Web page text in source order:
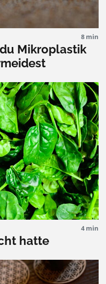
8 min
Mikroplastik
4 min
hatte